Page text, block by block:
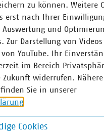
zu können. Weitere
erst nach Ihrer
und
Zur Darstellung von
YouTube. Ihr
im Bereich
widerrufen. Nähere
Sie in unserer
Cookies